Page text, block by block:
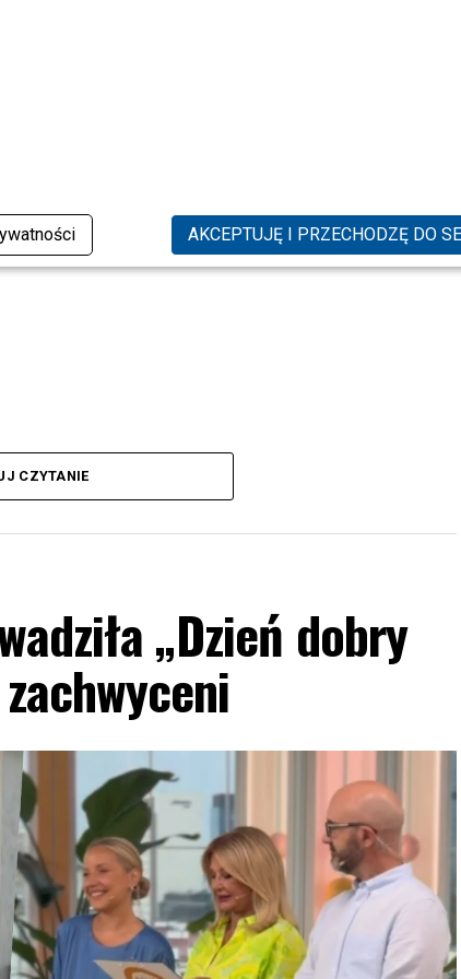
AKCEPTUJĘ I PRZECHODZĘ DO
CZYTANIE
„Dzień dobry